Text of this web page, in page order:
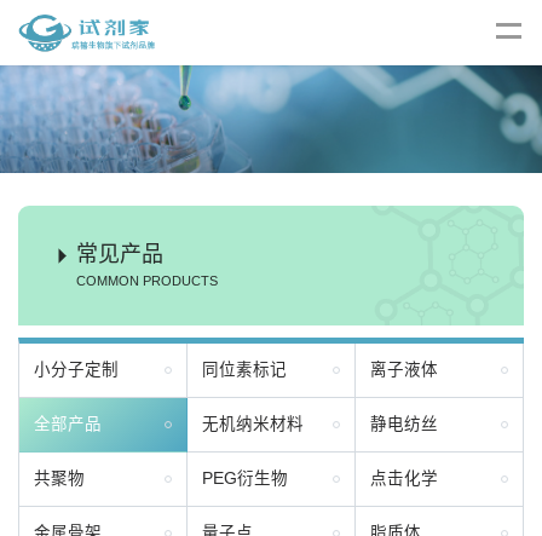
常见产品
COMMON PRODUCTS
小分子定制 同位素标记 离子液体
全部产品 无机纳米材料 静电纺丝
共聚物 PEG衍生物 点击化学